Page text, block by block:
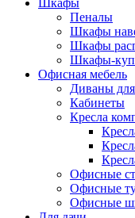
Пеналы
Шкафы
Шкафы
Шкафы-
Офисная мебель
Диваны
Кабинеты
Кресла
Офисные
Офисные
Офисные